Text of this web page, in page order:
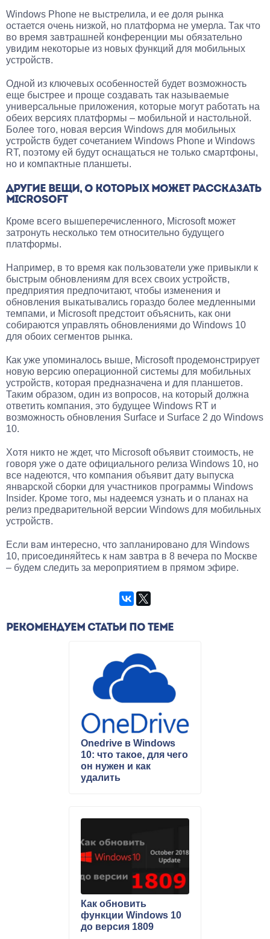
Windows Phone не выстрелила, и ее доля рынка
остается очень низкой, но платформа не умерла. Так что
во время завтрашней конференции мы обязательно
увидим некоторые из новых функций для мобильных
устройств.
Одной из ключевых особенностей будет возможность
еще быстрее и проще создавать так называемые
универсальные приложения, которые могут работать на
обеих версиях платформы – мобильной и настольной.
Более того, новая версия Windows для мобильных
устройств будет сочетанием Windows Phone и Windows
RT, поэтому ей будут оснащаться не только смартфоны,
но и компактные планшеты.
ДРУГИЕ ВЕЩИ, О КОТОРЫХ МОЖЕТ РАССКАЗАТЬ
MICROSOFT
Кроме всего вышеперечисленного, Microsoft может
затронуть несколько тем относительно будущего
платформы.
Например, в то время как пользователи уже привыкли к
быстрым обновлениям для всех своих устройств,
предприятия предпочитают, чтобы изменения и
обновления выкатывались гораздо более медленными
темпами, и Microsoft предстоит объяснить, как они
собираются управлять обновлениями до Windows 10
для обоих сегментов рынка.
Как уже упоминалось выше, Microsoft продемонстрирует
новую версию операционной системы для мобильных
устройств, которая предназначена и для планшетов.
Таким образом, один из вопросов, на который должна
ответить компания, это будущее Windows RT и
возможность обновления Surface и Surface 2 до Windows
10.
Хотя никто не ждет, что Microsoft объявит стоимость, не
говоря уже о дате официального релиза Windows 10, но
все надеются, что компания объявит дату выпуска
январской сборки для участников программы Windows
Insider. Кроме того, мы надеемся узнать и о планах на
релиз предварительной версии Windows для мобильных
устройств.
Если вам интересно, что запланировано для Windows
10, присоединяйтесь к нам завтра в 8 вечера по Москве
– будем следить за мероприятием в прямом эфире.
РЕКОМЕНДУЕМ СТАТЬИ ПО ТЕМЕ
Onedrive в Windows
10: что такое, для чего
он нужен и как
удалить
Как обновить
функции Windows 10
до версия 1809